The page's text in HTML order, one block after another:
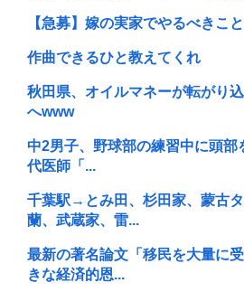
【急募】嫁の実家でやるべきこと
作曲できるひと教えてくれ
秋田県、オイルマネーが転がり
へwww
中2男子、野球部の練習中に頭
代医師「...
千葉駅→とみ田、杉田家、蒙古
蘭、武蔵家、雷...
最新の著名論文「移民を大量に
きな経済的恩...